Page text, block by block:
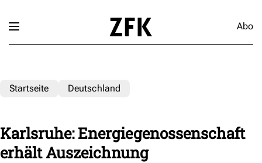
Abo
Startseite Deutschland
Karlsruhe: Energiegenossenschaft
erhält Auszeichnung